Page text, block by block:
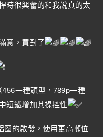
時很興奮的和我說真的太
意，買對了
一種頭型，789p一種
短鐵增加其操控性
圈的啟發，使用更高噸位